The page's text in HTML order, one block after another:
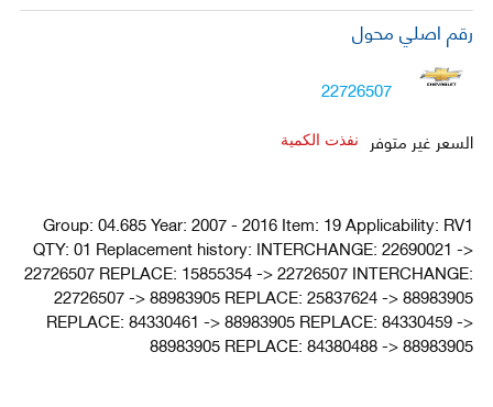
رقم اصلي محول
22726507
السعر غير متوفر
نفذت الكمية
Group: 04.685 Year: 2007 - 2016 Item: 19 Applicability: RV1
QTY: 01 Replacement history: INTERCHANGE: 22690021 ->
22726507 REPLACE: 15855354 -> 22726507 INTERCHANGE:
22726507 -> 88983905 REPLACE: 25837624 -> 88983905
REPLACE: 84330461 -> 88983905 REPLACE: 84330459 ->
88983905 REPLACE: 84380488 -> 88983905